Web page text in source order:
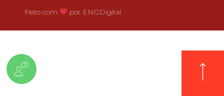
Feito com por ENGDigital